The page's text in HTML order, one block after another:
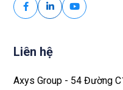
Liên hệ
Axys Group - 54 Đường